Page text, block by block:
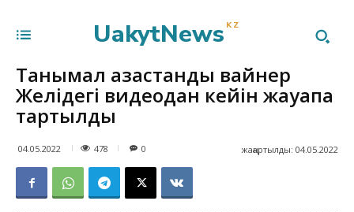
UakytNews KZ
Танымал қазақстандық вайнер
Желідегі видеодан кейін жауапқа
тартылды
04.05.2022 478 жаңартылды: 04.05.2022
0